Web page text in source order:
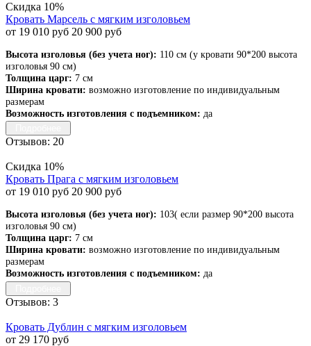
Скидка 10%
Кровать Марсель с мягким изголовьем
от 19 010 руб 20 900 руб
Высота изголовья (без учета ног): 110 см (у кровати 90*200 высота
изголовья 90 см)
Толщина царг: 7 см
Ширина кровати: возможно изготовление по индивидуальным
размерам
Возможность изготовления с подъемником: да
Отзывов: 20
Скидка 10%
Кровать Прага с мягким изголовьем
от 19 010 руб 20 900 руб
Высота изголовья (без учета ног): 103( если размер 90*200 высота
изголовья 90 см)
Толщина царг: 7 см
Ширина кровати: возможно изготовление по индивидуальным
размерам
Возможность изготовления с подъемником: да
Отзывов: 3
Кровать Дублин с мягким изголовьем
от 29 170 руб